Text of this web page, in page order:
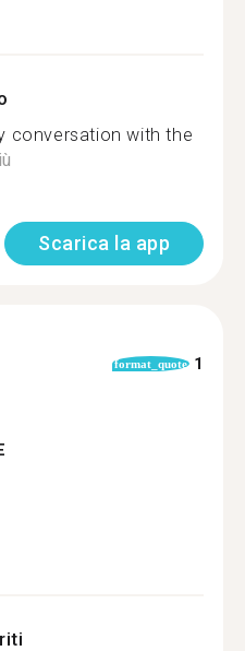
conversation with the
Scarica la app
format_quote 1